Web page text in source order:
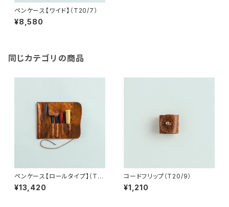
ペンケース【ワイド】（T20/7）
¥8,580
同じカテゴリの商品
ペンケース【ロールタイプ】（T2
0/6）
¥13,420
コードフリップ（T20/9）
¥1,210